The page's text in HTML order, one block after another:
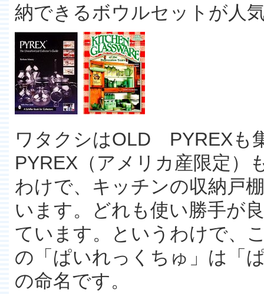
納できるボウルセットが人
ワタクシはOLD PYREXも
PYREX（アメリカ産限定）
わけで、キッチンの収納戸
います。どれも使い勝手が
ています。というわけで、
の「ぱいれっくちゅ」は「
の命名です。